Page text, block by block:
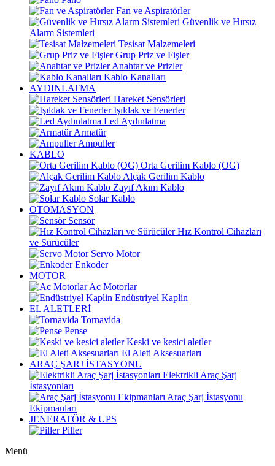
Fan ve Aspiratörler
Güvenlik ve Hırsız
Alarm Sistemleri
Tesisat Malzemeleri
Grup Priz ve Fişler
Anahtar ve Prizler
Kablo Kanalları
AYDINLATMA
Hareket Sensörleri
Işıldak ve Fenerler
Led Aydınlatma
Armatür
Ampuller
KABLO
Orta Gerilim Kablo (OG)
Alçak Gerilim Kablo
Zayıf Akım Kablo
Solar Kablo
OTOMASYON
Sensör
Hız Kontrol Cihazları
ve Sürücüler
Servo Motor
Enkoder
MOTOR
Ac Motorlar
Endüstriyel Kaplin
EL ALETLERİ
Tornavida
Pense
Keski ve kesici aletler
El Aleti Aksesuarları
ARAÇ ŞARJ İSTASYONU
Elektrikli Araç Şarj
İstasyonları
Araç Şarj İstasyonu
Ekipmanları
JENERATÖR & UPS
Piller
Menü